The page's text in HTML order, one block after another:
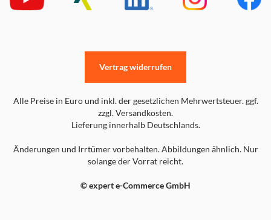
Alle Preise in Euro und inkl. der gesetzlichen Mehrwertsteuer. ggf.
zzgl. Versandkosten.
Lieferung innerhalb Deutschlands.
Änderungen und Irrtümer vorbehalten. Abbildungen ähnlich. Nur
solange der Vorrat reicht.
© expert e-Commerce GmbH
Vertrag widerrufen